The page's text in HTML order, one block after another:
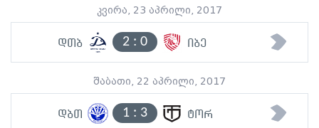
კვირა, 23 აპრილი, 2017
დთბ 2: 0 იბე
შაბათი, 22 აპრილი, 2017
დბთ 1: 3 ტორ